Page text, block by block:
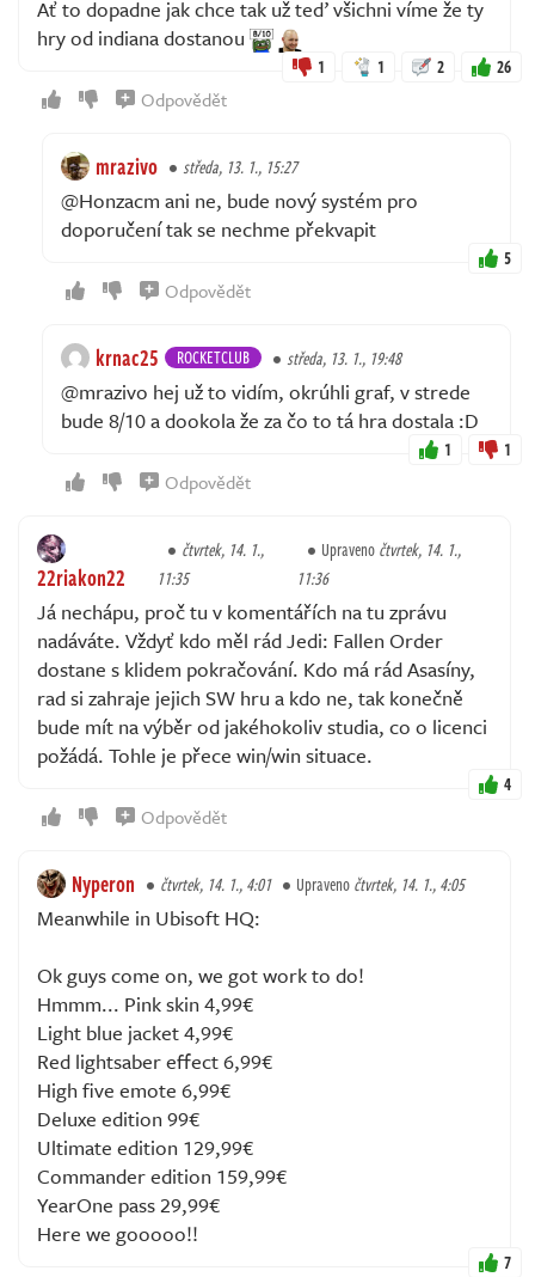
Ať to dopadne jak chce tak už teď všichni víme že ty
hry od indiana dostanou
1 1 2 26
Odpovědět
mrazivo středa, 13. 1., 15:27
@Honzacm ani ne, bude nový systém pro
doporučení tak se nechme překvapit
5
Odpovědět
krnac25 ROCKETCLUB středa, 13. 1., 19:48
@mrazivo hej už to vidím, okrúhli graf, v strede
bude 8/10 a dookola že za čo to tá hra dostala :D
1 1
Odpovědět
22riakon22
čtvrtek, 14. 1.,
11:35
Upravenočtvrtek, 14. 1.,
11:36
Já nechápu, proč tu v komentářích na tu zprávu
nadáváte. Vždyť kdo měl rád Jedi: Fallen Order
dostane s klidem pokračování. Kdo má rád Asasíny,
rad si zahraje jejich SW hru a kdo ne, tak konečně
bude mít na výběr od jakéhokoliv studia, co o licenci
požádá. Tohle je přece win/win situace.
4
Odpovědět
Nyperon čtvrtek, 14. 1., 4:01 Upravenočtvrtek, 14. 1., 4:05
Meanwhile in Ubisoft HQ:
Ok guys come on, we got work to do!
Hmmm... Pink skin 4,99€
Light blue jacket 4,99€
Red lightsaber effect 6,99€
High five emote 6,99€
Deluxe edition 99€
Ultimate edition 129,99€
Commander edition 159,99€
YearOne pass 29,99€
Here we gooooo!!
7